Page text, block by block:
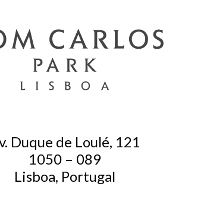
Duque de Loulé, 121
1050 – 089
Lisboa, Portugal